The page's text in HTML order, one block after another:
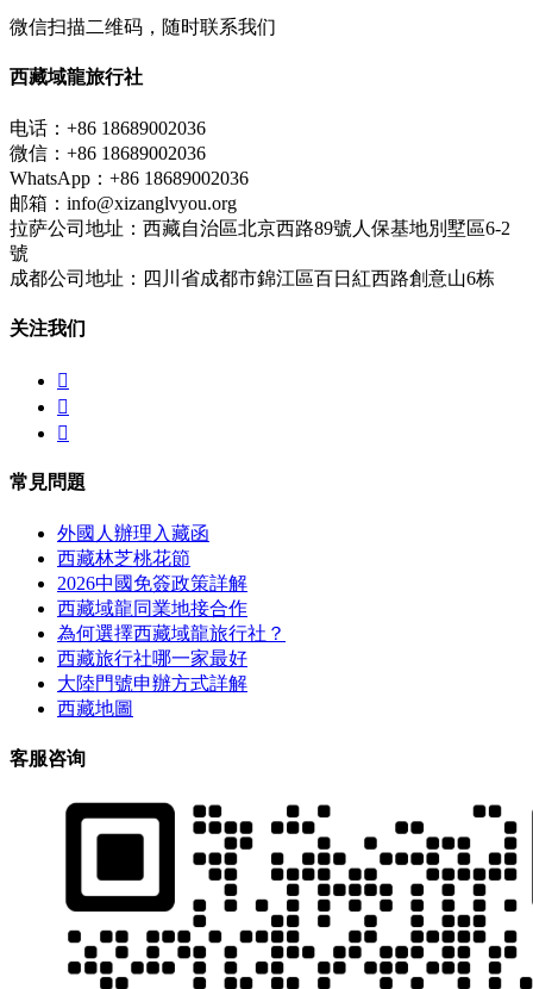
微信扫描二维码，随时联系我们
西藏域龍旅行社
电话：+86 18689002036
微信：+86 18689002036
WhatsApp：+86 18689002036
邮箱：info@xizanglvyou.org
拉萨公司地址：西藏自治區北京西路89號人保基地別墅區6-2
號
成都公司地址：四川省成都市錦江區百日紅西路創意山6栋
关注我们



常見問題
外國人辦理入藏函
西藏林芝桃花節
2026中國免簽政策詳解
西藏域龍同業地接合作
為何選擇西藏域龍旅行社？
西藏旅行社哪一家最好
大陸門號申辦方式詳解
西藏地圖
客服咨询